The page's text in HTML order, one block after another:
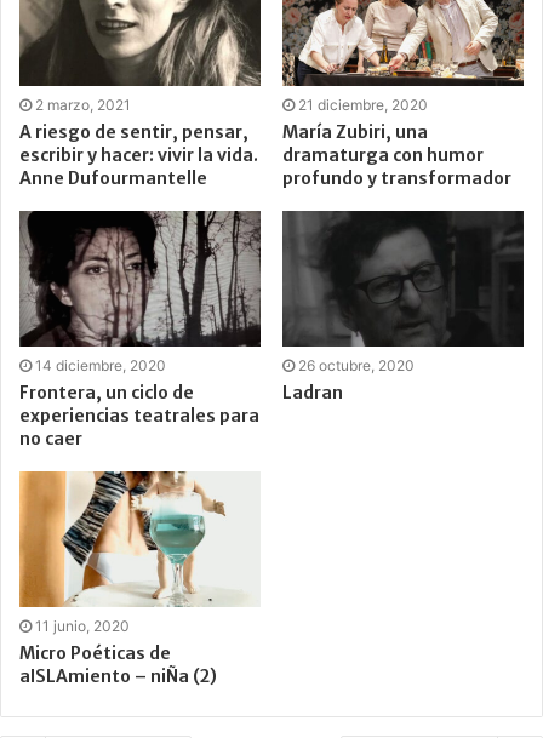
2 marzo, 2021
A riesgo de sentir, pensar,
escribir y hacer: vivir la vida.
Anne Dufourmantelle
21 diciembre, 2020
María Zubiri, una
dramaturga con humor
profundo y transformador
14 diciembre, 2020
Frontera, un ciclo de
experiencias teatrales para
no caer
26 octubre, 2020
Ladran
11 junio, 2020
Micro Poéticas de
aISLAmiento – niÑa (2)